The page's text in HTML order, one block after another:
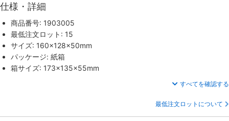
仕様・詳細
商品番号: 1903005
最低注文ロット: 15
サイズ: 160×128×50mm
パッケージ: 紙箱
箱サイズ: 173×135×55mm
すべてを確認する
最低注文ロットについて